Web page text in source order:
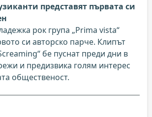
представят първата си
рок група „Prima vista“
си авторско парче. Клипът
бе пуснат преди дни в
и предизвика голям интерес
общественост.